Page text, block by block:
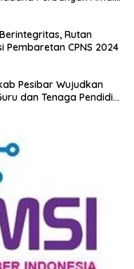
Rutan
CPNS 2024
Pesibar Wujudkan
dan Tenaga Pendidik